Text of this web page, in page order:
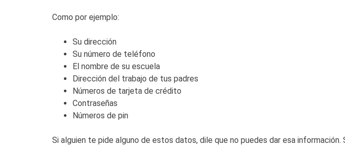
Como por ejemplo:
Su dirección
Su número de teléfono
El nombre de su escuela
Dirección del trabajo de tus padres
Números de tarjeta de crédito
Contraseñas
Números de pin
Si alguien te pide alguno de estos datos, dile que no puedes dar esa información.